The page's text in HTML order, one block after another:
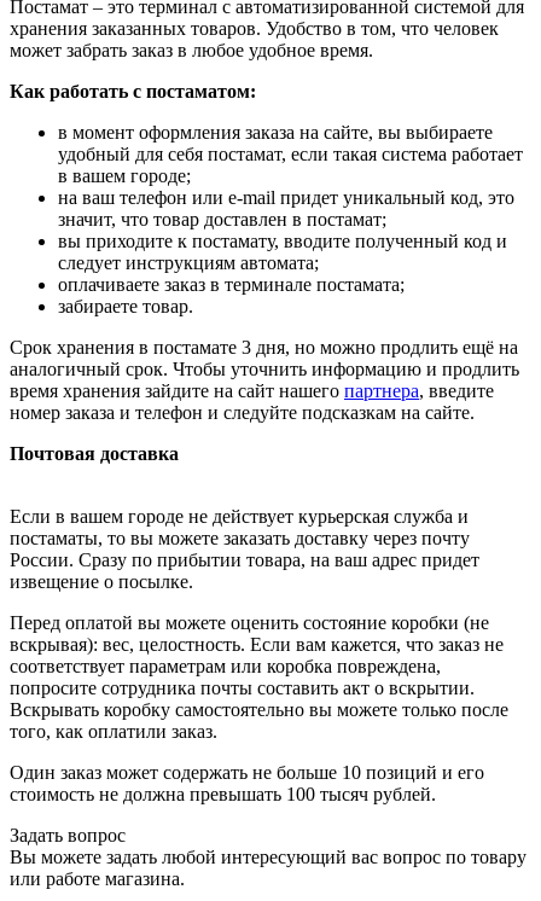
Постамат – это терминал с автоматизированной системой для
хранения заказанных товаров. Удобство в том, что человек
может забрать заказ в любое удобное время.
Как работать с постаматом:
в момент оформления заказа на сайте, вы выбираете
удобный для себя постамат, если такая система работает
в вашем городе;
на ваш телефон или e-mail придет уникальный код, это
значит, что товар доставлен в постамат;
вы приходите к постамату, вводите полученный код и
следует инструкциям автомата;
оплачиваете заказ в терминале постамата;
забираете товар.
Срок хранения в постамате 3 дня, но можно продлить ещё на
аналогичный срок. Чтобы уточнить информацию и продлить
время хранения зайдите на сайт нашего партнера, введите
номер заказа и телефон и следуйте подсказкам на сайте.
Почтовая доставка
Если в вашем городе не действует курьерская служба и
постаматы, то вы можете заказать доставку через почту
России. Сразу по прибытии товара, на ваш адрес придет
извещение о посылке.
Перед оплатой вы можете оценить состояние коробки (не
вскрывая): вес, целостность. Если вам кажется, что заказ не
соответствует параметрам или коробка повреждена,
попросите сотрудника почты составить акт о вскрытии.
Вскрывать коробку самостоятельно вы можете только после
того, как оплатили заказ.
Один заказ может содержать не больше 10 позиций и его
стоимость не должна превышать 100 тысяч рублей.
Задать вопрос
Вы можете задать любой интересующий вас вопрос по товару
или работе магазина.